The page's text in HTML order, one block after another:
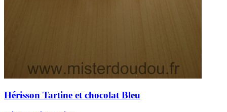
Hérisson Tartine et chocolat Bleu